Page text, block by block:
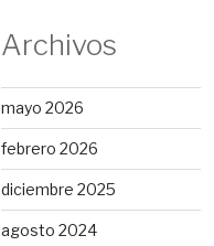
Archivos
mayo 2026
febrero 2026
diciembre 2025
agosto 2024